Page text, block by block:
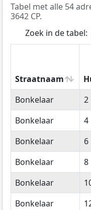
Tabel met alle 54
3642 CP.
Zoek in de tabel:
Straatnaam
Straatnaam
Bonkelaar 2
Bonkelaar
4
Bonkelaar
6
Bonkelaar
8
Bonkelaar
Bonkelaar